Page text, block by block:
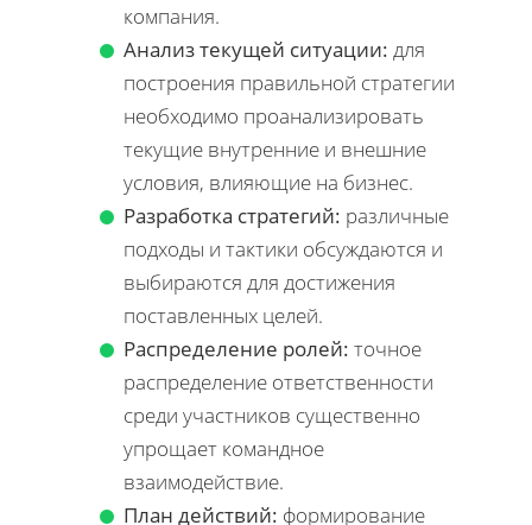
компания.
Анализ текущей ситуации: для
построения правильной стратегии
необходимо проанализировать
текущие внутренние и внешние
условия, влияющие на бизнес.
Разработка стратегий: различные
подходы и тактики обсуждаются и
выбираются для достижения
поставленных целей.
Распределение ролей: точное
распределение ответственности
среди участников существенно
упрощает командное
взаимодействие.
План действий: формирование